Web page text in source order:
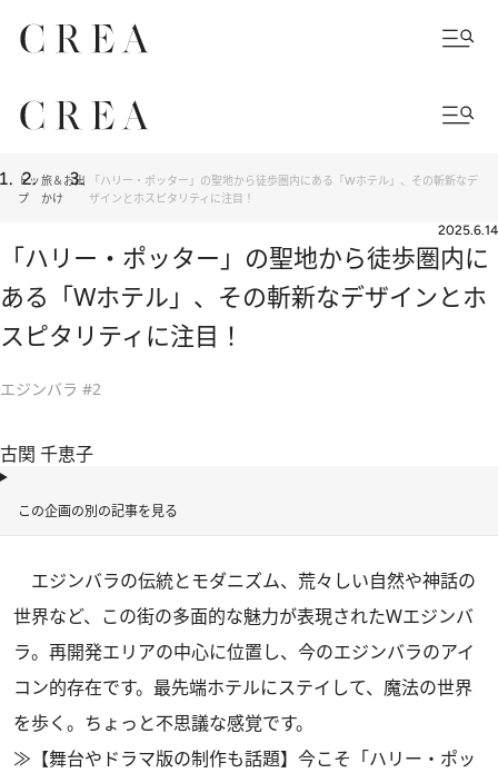
トッ
プ
旅＆お出
かけ
「ハリー・ポッター」の聖地から徒歩圏内にある「Wホテル」、その斬新なデ
ザインとホスピタリティに注目！
2025.6.14
「ハリー・ポッター」の聖地から徒歩圏内に
ある「Wホテル」、その斬新なデザインとホ
スピタリティに注目！
エジンバラ #2
古関 千恵子
この企画の別の記事を見る
エジンバラの伝統とモダニズム、荒々しい自然や神話の
世界など、この街の多面的な魅力が表現されたWエジンバ
ラ。再開発エリアの中心に位置し、今のエジンバラのアイ
コン的存在です。最先端ホテルにステイして、魔法の世界
を歩く。ちょっと不思議な感覚です。
≫ 【舞台やドラマ版の制作も話題】今こそ「ハリー・ポッ